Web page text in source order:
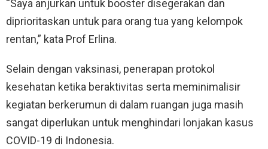
“Saya anjurkan untuk booster disegerakan dan
diprioritaskan untuk para orang tua yang kelompok
rentan,” kata Prof Erlina.
Selain dengan vaksinasi, penerapan protokol
kesehatan ketika beraktivitas serta meminimalisir
kegiatan berkerumun di dalam ruangan juga masih
sangat diperlukan untuk menghindari lonjakan kasus
COVID-19 di Indonesia.